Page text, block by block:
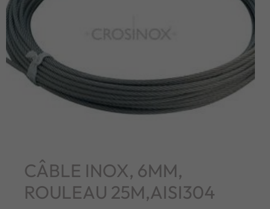
CÂBLE INOX, 6MM,
ROULEAU 25M,AISI304